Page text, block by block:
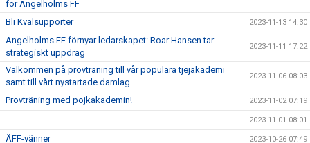
för Ängelholms FF
Bli Kvalsupporter 2023-11-13 14:30
Ängelholms FF förnyar ledarskapet: Roar Hansen tar
strategiskt uppdrag
2023-11-11 17:22
Välkommen på provträning till vår populära tjejakademi
samt till vårt nystartade damlag.
2023-11-06 08:03
Provträning med pojkakademin! 2023-11-02 07:19
2023-11-01 08:01
ÄFF-vänner 2023-10-26 07:49